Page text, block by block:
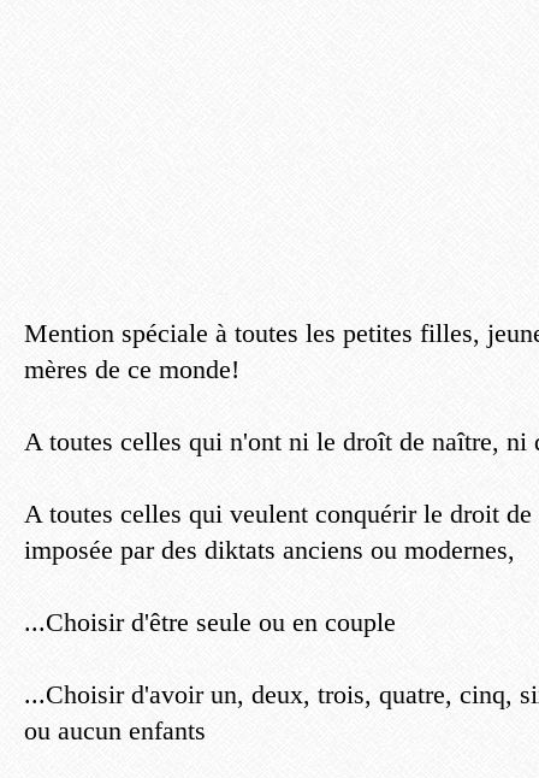
Mention spéciale à toutes les petites filles,
mères de ce monde!
A toutes celles qui n'ont ni le droît de naître, ni
A toutes celles qui veulent conquérir le droit
imposée par des diktats anciens ou modernes,
...Choisir d'être seule ou en couple
...Choisir d'avoir un, deux, trois, quatre, cinq,
ou aucun enfants